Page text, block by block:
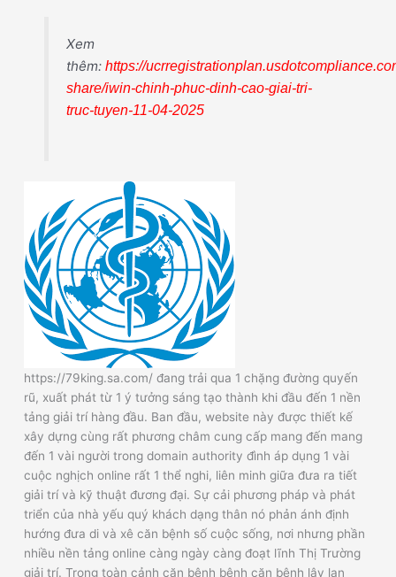
Xem
thêm: https://
share/iwin-chinh-phuc-dinh-cao-giai-tri-
truc-tuyen-11-04-2025
https://79king.sa.com/ đang trải qua 1 chặng đường quyến
rũ, xuất phát từ 1 ý tưởng sáng tạo thành khi đầu đến 1 nền
tảng giải trí hàng đầu. Ban đầu, website này được thiết kế
xây dựng cùng rất phương châm cung cấp mang đến mang
đến 1 vài người trong domain authority đình áp dụng 1 vài
cuộc nghịch online rất 1 thể nghi, liên minh giữa đưa ra tiết
giải trí và kỹ thuật đương đại. Sự cải phương pháp và phát
triển của nhà yếu quý khách dạng thân nó phản ánh định
hướng đưa di và xê căn bệnh số cuộc sống, nơi nhưng phần
nhiều nền tảng online càng ngày càng đoạt lĩnh Thị Trường
giải trí. Trong toàn cảnh căn bệnh bệnh căn bệnh lây lan